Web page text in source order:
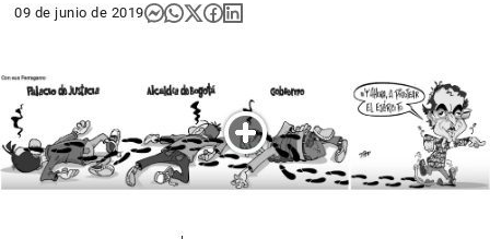
09 de junio de 2019